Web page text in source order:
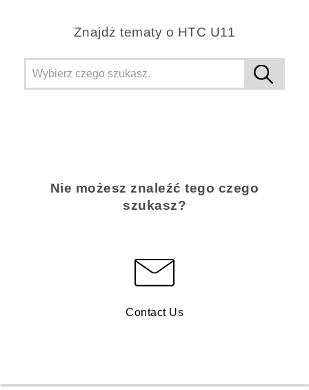
Znajdż tematy o HTC U11
Nie możesz znaleźć tego czego
szukasz?
Contact Us